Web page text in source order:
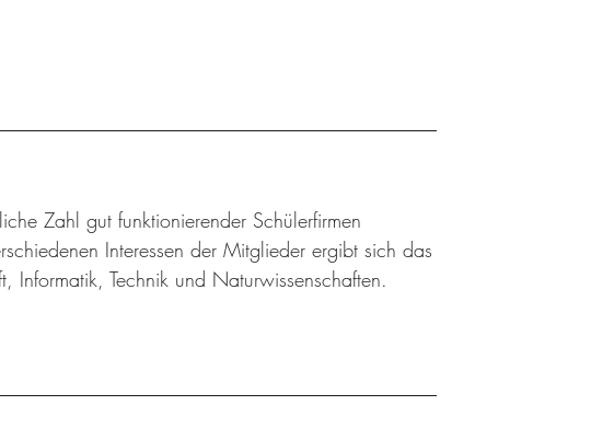
Zahl gut funktionierender Schülerfirmen
Interessen der Mitglieder ergibt sich das
Informatik, Technik und Naturwissenschaften.